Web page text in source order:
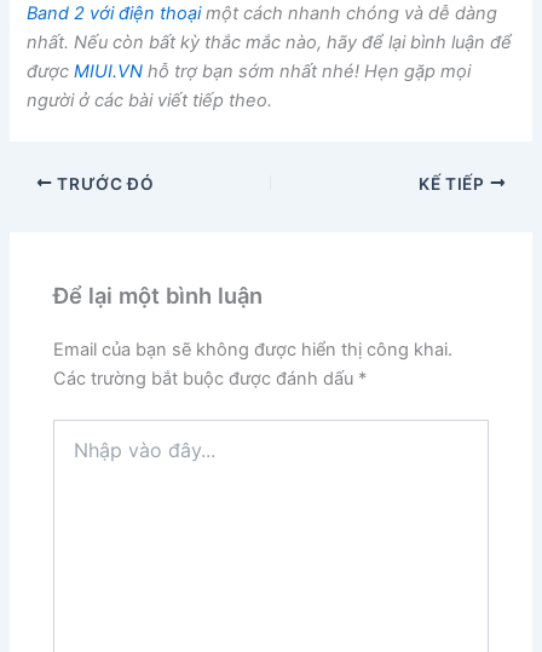
Band 2 với điện thoạimột cách nhanh chóng và dễ dàng
nhất. Nếu còn bất kỳ thắc mắc nào, hãy để lại bình luận để
đượcMIUI.VN hỗ trợ bạn sớm nhất nhé! Hẹn gặp mọi
người ở các bài viết tiếp theo.
TRƯỚC ĐÓ KẾ TIẾP
Để lại một bình luận
Email của bạn sẽ không được hiển thị công khai.
Các trường bắt buộc được đánh dấu *
vào